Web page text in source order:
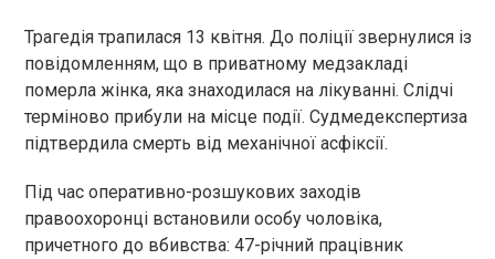
Трагедія трапилася 13 квітня. До поліції звернулися із
повідомленням, що в приватному медзакладі
померла жінка, яка знаходилася на лікуванні. Слідчі
терміново прибули на місце події. Судмедекспертиза
підтвердила смерть від механічної асфіксії.
Під час оперативно-розшукових заходів
правоохоронці встановили особу чоловіка,
причетного до вбивства: 47-річний працівник